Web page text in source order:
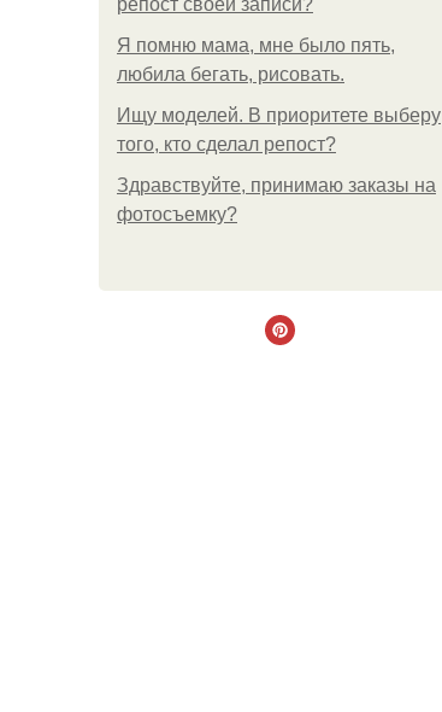
репост своей записи?
Я помню мама, мне было пять,
любила бегать, рисовать.
Ищу моделей. В приоритете выберу
того, кто сделал репост?
Здравствуйте, принимаю заказы на
фотосъемку?